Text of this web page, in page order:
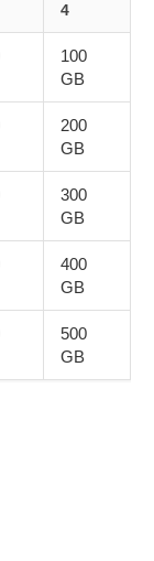
4
100
GB
200
GB
300
GB
400
GB
500
GB